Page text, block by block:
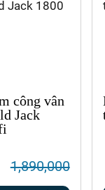
công vân
Jack
1,890,000